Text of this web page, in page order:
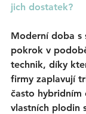
jich dostatek?
Moderní doba s
pokrok v
technik, díky
firmy zaplavují
často hybridním
vlastních plodin